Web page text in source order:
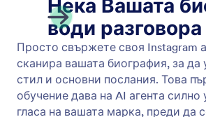
Научете от биографията
Оформете тона и стила на вашия
се учите от вашата биография в